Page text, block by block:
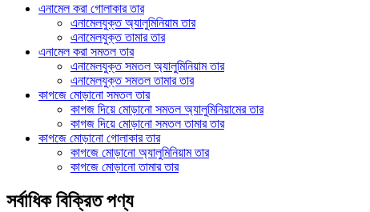
এনামেল করা গোলাকার তার
এনামেলযুক্ত অ্যালুমিনিয়াম তার
এনামেলযুক্ত তামার তার
এনামেল করা সমতল তার
এনামেলযুক্ত সমতল অ্যালুমিনিয়াম তার
এনামেলযুক্ত সমতল তামার তার
কাগজে মোড়ানো সমতল তার
কাগজ দিয়ে মোড়ানো সমতল অ্যালুমিনিয়ামের তার
কাগজ দিয়ে মোড়ানো সমতল তামার তার
কাগজে মোড়ানো গোলাকার তার
কাগজে মোড়ানো অ্যালুমিনিয়াম তার
কাগজে মোড়ানো তামার তার
সর্বাধিক বিক্রিত পণ্য